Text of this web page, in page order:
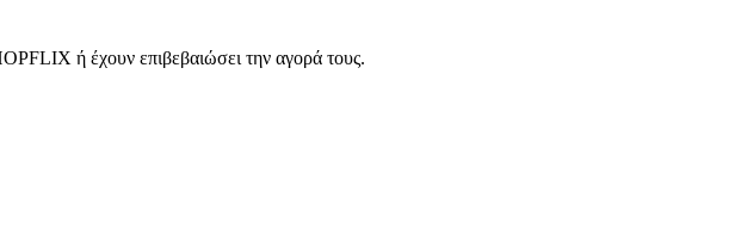
ή έχουν επιβεβαιώσει την αγορά τους.